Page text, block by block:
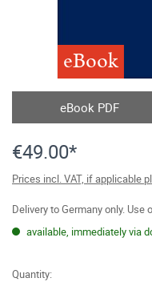
eBook
eBook PDF
€49.00*
Prices incl. VAT, if applicable
Delivery to Germany only. Use
available, immediately via
Quantity: